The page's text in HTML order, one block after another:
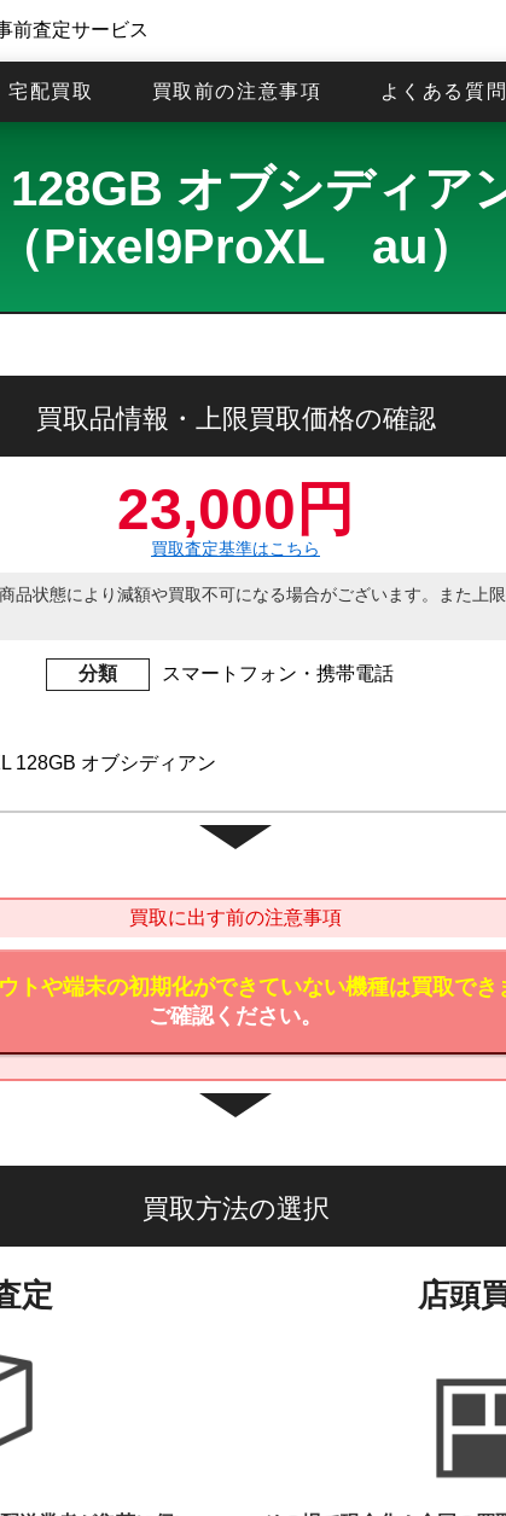
前査定サービス
宅配買取 買取前の注意事項 よくある質
オブシディア
（Pixel9ProXL au）
買取品情報・上限買取価格の確認
23,000円
買取査定基準はこちら
品状態により減額や買取不可になる場合がございます。また上
分類 スマートフォン・携帯電話
128GB オブシディアン
買取に出す前の注意事項
トや端末の初期化ができていない機種は買取でき
ご確認ください。
買取方法の選択
定 店頭